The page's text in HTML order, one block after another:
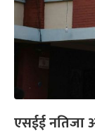
एसईई नतिजा